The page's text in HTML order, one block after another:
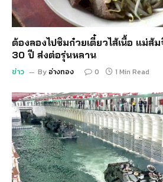
ต้องลองไปชิมก๋วยเตี๋ยวไส้เนื้อ แม่ส้
30 ปี ส่งต่อรุ่นหลาน
ข่าว By อ่างทอง 0 1 Min Read